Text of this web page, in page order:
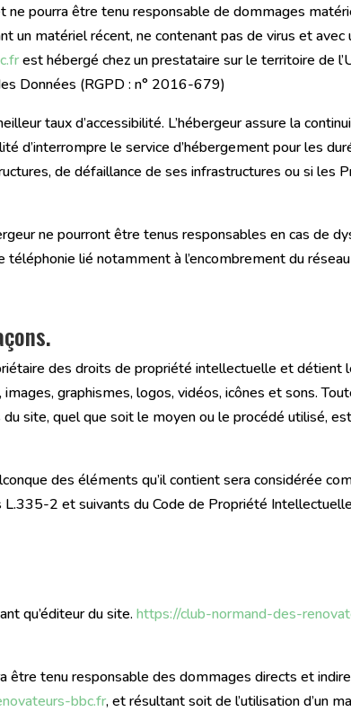
pourra être tenu responsable de dommages
un matériel récent, ne contenant pas de virus et
est hébergé chez un prestataire sur le territoire de
Données (RGPD : n° 2016-679)
taux d’accessibilité. L’hébergeur assure la
d’interrompre le service d’hébergement pour les
de défaillance de ses infrastructures ou si les
ne pourront être tenus responsables en cas de
lié notamment à l’encombrement du réseau
des droits de propriété intellectuelle et détient
graphismes, logos, vidéos, icônes et sons.
site, quel que soit le moyen ou le procédé utilisé,
des éléments qu’il contient sera considérée
2 et suivants du Code de Propriété
qu’éditeur du site. https://club-normand-des-
être tenu responsable des dommages directs et
bbc.fr, et résultant soit de l’utilisation d’un